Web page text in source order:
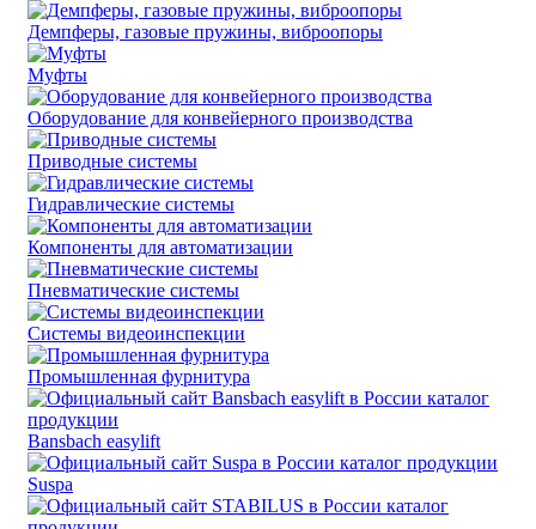
Демпферы, газовые пружины, виброопоры
Муфты
Оборудование для конвейерного производства
Приводные системы
Гидравлические системы
Компоненты для автоматизации
Пневматические системы
Системы видеоинспекции
Промышленная фурнитура
Bansbach easylift
Suspa